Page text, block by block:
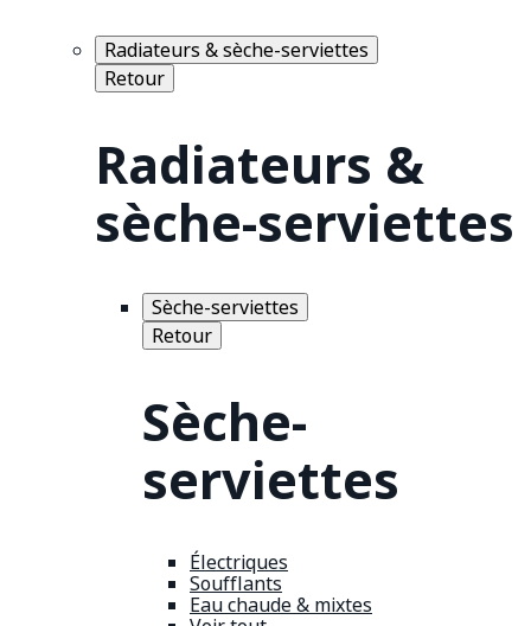
Radiateurs & sèche-serviettes
Retour
Radiateurs &
sèche-serviettes
Sèche-serviettes
Retour
Sèche-
serviettes
Électriques
Soufflants
Eau chaude & mixtes